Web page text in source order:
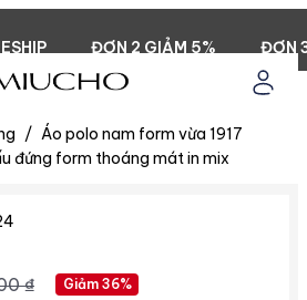
ĐƠN 2 GIẢM 5% ĐƠN 3
/ Áo polo nam form vừa 1917
đứng form thoáng mát in mix
₫ Giảm 36%